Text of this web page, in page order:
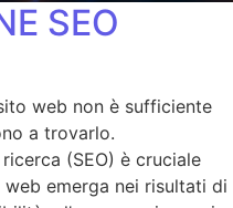
SEO
web non è sufficiente
a trovarlo.
(SEO) è cruciale
emerga nei risultati di